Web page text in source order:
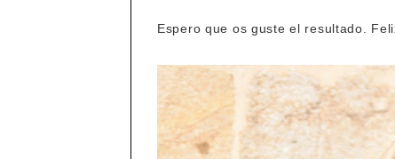
Espero que os guste el resultado.